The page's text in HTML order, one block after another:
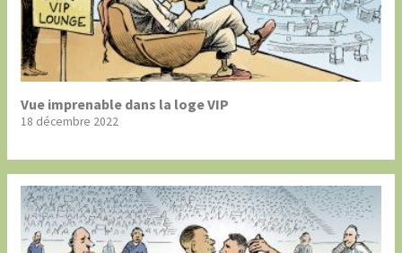
Vue imprenable dans la loge VIP
18 décembre 2022